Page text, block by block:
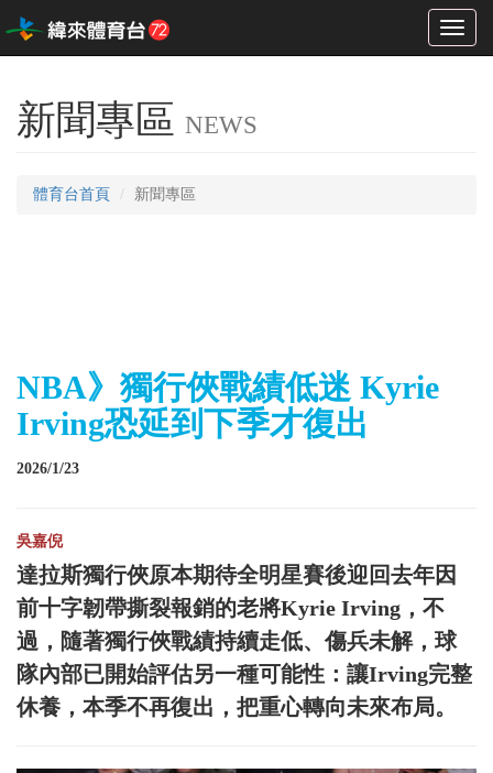
Toggle
新聞專區 NEWS
體育台首頁 新聞專區
NBA》獨行俠戰績低迷 Kyrie
Irving恐延到下季才復出
2026/1/23
吳嘉倪
達拉斯獨行俠原本期待全明星賽後迎回去年因
前十字韌帶撕裂報銷的老將Kyrie Irving，不
過，隨著獨行俠戰績持續走低、傷兵未解，球
隊內部已開始評估另一種可能性：讓Irving完整
休養，本季不再復出，把重心轉向未來布局。